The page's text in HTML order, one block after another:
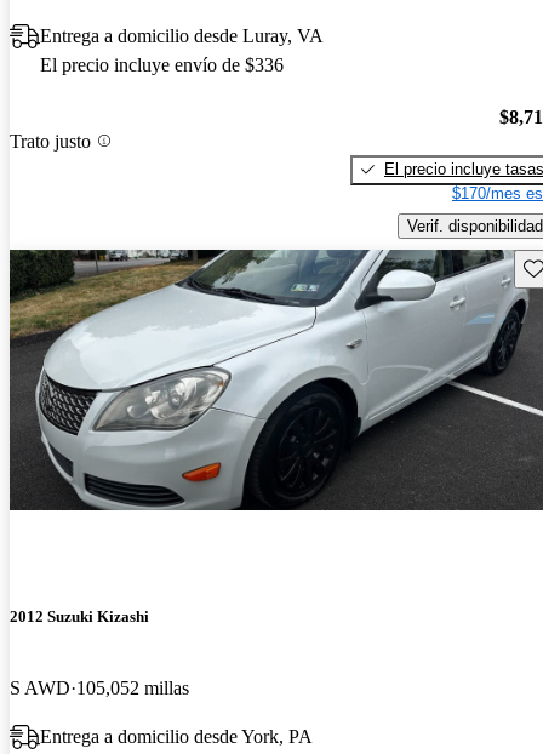
Entrega a domicilio desde Luray, VA
El precio incluye envío de $336
Trato justo
El precio incluye tasas
$170/mes
Verif. disponibilidad
2012 Suzuki Kizashi
S AWD 105,052 millas
Entrega a domicilio desde York, PA